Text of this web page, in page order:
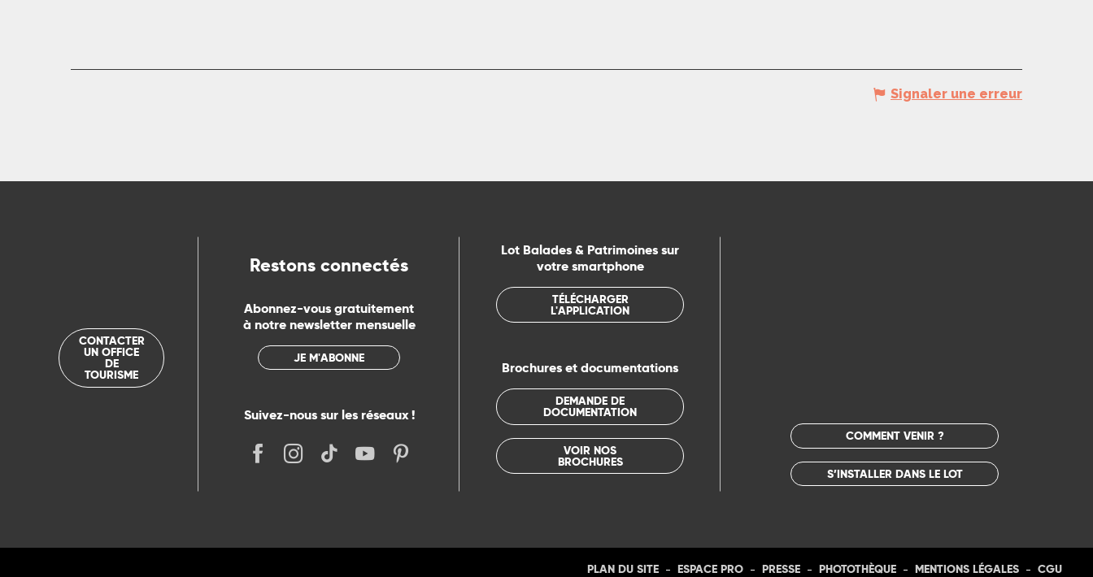
Signaler une erreur
CONTACTER
UN OFFICE
DE
TOURISME
Restons connectés
Abonnez-vous gratuitement
à notre newsletter mensuelle
JE M'ABONNE
Suivez-nous sur les réseaux !
Lot Balades & Patrimoines sur
votre smartphone
TÉLÉCHARGER
L'APPLICATION
Brochures et documentations
DEMANDE DE
DOCUMENTATION
VOIR NOS
BROCHURES
COMMENT VENIR ?
S’INSTALLER DANS LE LOT
PLAN DU SITE - ESPACE PRO - PRESSE - PHOTOTHÈQUE - MENTIONS LÉGALES - CGU